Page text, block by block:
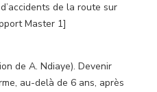
de la route sur
Master 1]
de A. Ndiaye). Devenir
au-delà de 6 ans, après